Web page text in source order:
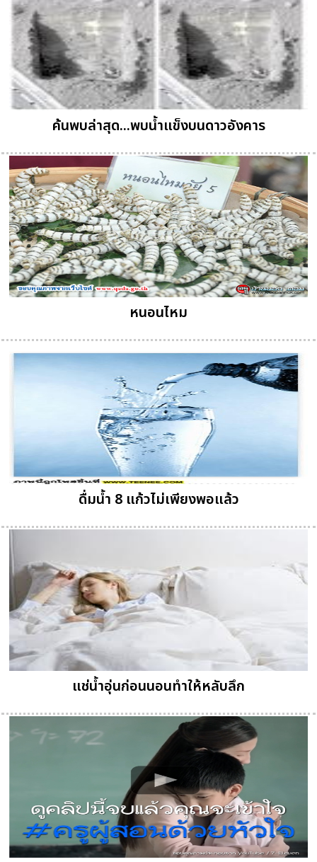
ค้นพบล่าสุด...พบน้ำแข็งบนดาวอังคาร
หนอนไหม
ดื่มน้ำ 8 แก้วไม่เพียงพอแล้ว
แช่น้ำอุ่นก่อนนอนทำให้หลับลึก